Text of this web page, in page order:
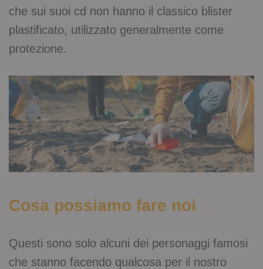
che sui suoi cd non hanno il classico blister
plastificato, utilizzato generalmente come
protezione.
Cosa possiamo fare noi
Questi sono solo alcuni dei personaggi famosi
che stanno facendo qualcosa per il nostro